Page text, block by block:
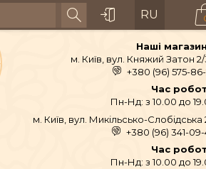
RU
Наші
м. Київ, вул. Княжий Затон
+380 (96) 575-
Час
Пн-Нд: з 10.00 до
м. Київ, вул. Микільсько-Слобідська
+380 (96) 341-
Час
Пн-Нд: з 10.00 до